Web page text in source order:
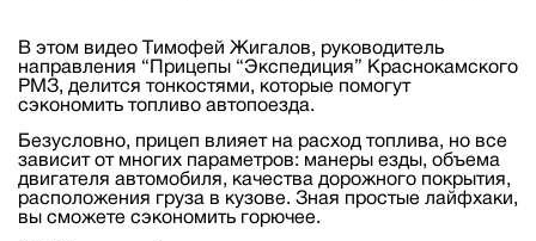
В этом видео Тимофей Жигалов, руководитель
направления “Прицепы “Экспедиция” Краснокамского
РМЗ, делится тонкостями, которые помогут
сэкономить топливо автопоезда.
Безусловно, прицеп влияет на расход топлива, но все
зависит от многих параметров: манеры езды, объема
двигателя автомобиля, качества дорожного покрытия,
расположения груза в кузове. Зная простые лайфхаки,
вы сможете сэкономить горючее.